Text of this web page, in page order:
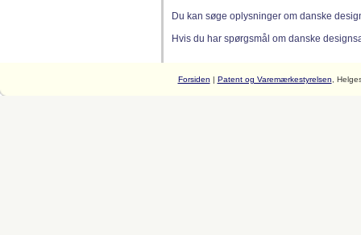
Du kan søge oplysninger om danske
Hvis du har spørgsmål om danske
Forsiden | Patent og Varemærkestyrelsen ,